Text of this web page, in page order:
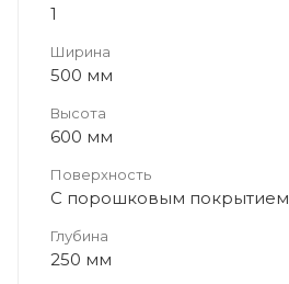
1
Ширина
500 мм
Высота
600 мм
Поверхность
С порошковым покрытием
Глубина
250 мм